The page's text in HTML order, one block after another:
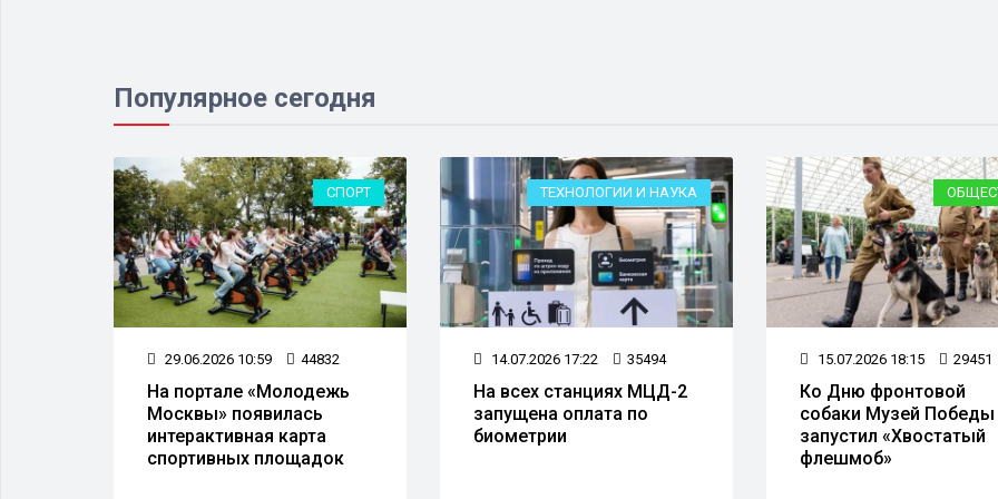
Популярное сегодня
СПОРТ
29.06.2026 10:59 44832
На портале «Молодежь
Москвы» появилась
интерактивная карта
спортивных площадок
ТЕХНОЛОГИИ И НАУКА
14.07.2026 17:22 35494
На всех станциях МЦД-2
запущена оплата по
биометрии
15.07.2026 18:15 29451
Ко Дню фронтовой
собаки Музей Победы
запустил «Хвостатый
флешмоб»